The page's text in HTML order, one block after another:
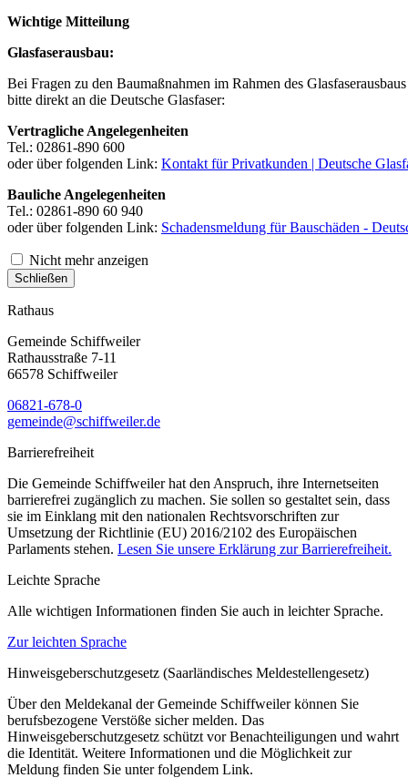
Wichtige Mitteilung
Glasfaserausbau:
Bei Fragen zu den Baumaßnahmen im Rahmen des
bitte direkt an die Deutsche Glasfaser:
Vertragliche Angelegenheiten
Tel.: 02861-890 600
oder über folgenden Link: Kontakt für Privatkunden | Deutsche
Bauliche Angelegenheiten
Tel.: 02861-890 60 940
oder über folgenden Link: Schadensmeldung für Bauschäden -
Nicht mehr anzeigen
Schließen
Rathaus
Gemeinde Schiffweiler
Rathausstraße 7-11
66578 Schiffweiler
06821-678-0
gemeinde@schiffweiler.de
Barrierefreiheit
Die Gemeinde Schiffweiler hat den Anspruch, ihre Internetseiten
barrierefrei zugänglich zu machen. Sie sollen so gestaltet sein, dass
sie im Einklang mit den nationalen Rechtsvorschriften zur
Umsetzung der Richtlinie (EU) 2016/2102 des Europäischen
Parlaments stehen. Lesen Sie unsere Erklärung zur Barrierefreiheit.
Leichte Sprache
Alle wichtigen Informationen finden Sie auch in leichter Sprache.
Zur leichten Sprache
Hinweisgeberschutzgesetz (Saarländisches Meldestellengesetz)
Über den Meldekanal der Gemeinde Schiffweiler können Sie
berufsbezogene Verstöße sicher melden. Das
Hinweisgeberschutzgesetz schützt vor Benachteiligungen und wahrt
die Identität. Weitere Informationen und die Möglichkeit zur
Meldung finden Sie unter folgendem Link.